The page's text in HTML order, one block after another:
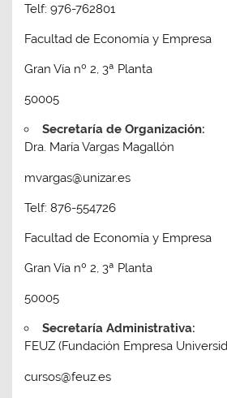
Telf: 976-762801
Facultad de Economía y Empresa
Gran Vía nº 2, 3ª Planta
50005
Secretaría de Organización:
Dra. María Vargas Magallón
mvargas@unizar.es
Telf: 876-554726
Facultad de Economía y Empresa
Gran Vía nº 2, 3ª Planta
50005
Secretaría Administrativa:
FEUZ (Fundación Empresa
cursos@feuz.es